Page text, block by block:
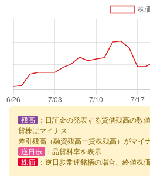
残高
：日証金の発表する貸借残高の数
貸株はマイナス
差引残高（融資残高ー貸株残高）がマイ
逆日歩
：品貸料率を表示
株価
：逆日歩常連銘柄の場合、終値株